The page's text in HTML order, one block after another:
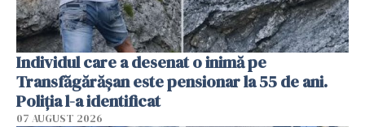
Individul care a desenat o inimă pe
Transfăgărășan este pensionar la 55 de ani.
Poliția l-a identificat
07 AUGUST 2026